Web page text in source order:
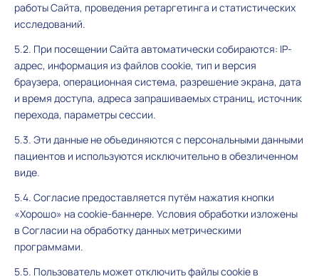
работы Сайта, проведения ретаргетинга и статистических
исследований.
5.2. При посещении Сайта автоматически собираются: IP-
адрес, информация из файлов cookie, тип и версия
браузера, операционная система, разрешение экрана, дата
и время доступа, адреса запрашиваемых страниц, источник
перехода, параметры сессии.
5.3. Эти данные не объединяются с персональными данными
пациентов и используются исключительно в обезличенном
виде.
5.4. Согласие предоставляется путём нажатия кнопки
«Хорошо» на cookie-баннере. Условия обработки изложены
в Согласии на обработку данных метрическими
программами.
5.5. Пользователь может отключить файлы cookie в